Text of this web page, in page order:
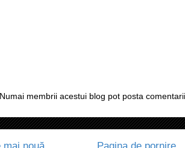
membrii acestui blog pot posta